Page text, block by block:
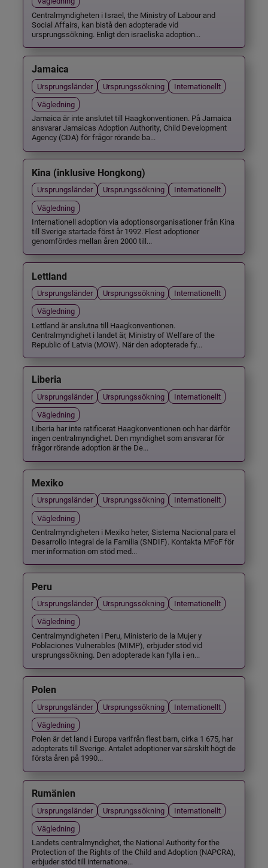
Centralmyndigheten i Israel, the Ministry of Labour and
Social Affairs, kan bistå den adopterade vid
ursprungssökning. Enligt den israeliska adoption...
Jamaica
Ursprungsländer Ursprungssökning
Internationellt
Vägledning
Jamaica är inte anslutet till Haagkonventionen. På Jamaica
ansvarar Jamaicas Adoption Authority, Child Development
Agency (CDA) för frågor rörande ba...
Kina (inklusive Hongkong)
Ursprungsländer Ursprungssökning
Internationellt
Vägledning
Internationell adoption via adoptionsorganisationer från Kina
till Sverige startade först år 1992. Flest adoptioner
genomfördes mellan åren 2000 till...
Lettland
Ursprungsländer Ursprungssökning
Internationellt
Vägledning
Lettland är anslutna till Haagkonventionen.
Centralmyndighet i landet är, Ministry of Welfare of the
Republic of Latvia (MOW). När den adopterade fy...
Liberia
Ursprungsländer Ursprungssökning
Internationellt
Vägledning
Liberia har inte ratificerat Haagkonventionen och har därför
ingen centralmyndighet. Den myndighet som ansvarar för
frågor rörande adoption är the De...
Mexiko
Ursprungsländer Ursprungssökning
Internationellt
Vägledning
Centralmyndigheten i Mexiko heter, Sistema Nacional para el
Desarrollo Integral de la Familia (SNDIF). Kontakta MFoF för
mer information om stöd med...
Peru
Ursprungsländer Ursprungssökning
Internationellt
Vägledning
Centralmyndigheten i Peru, Ministerio de la Mujer y
Poblaciones Vulnerables (MIMP), erbjuder stöd vid
ursprungssökning. Den adopterade kan fylla i en...
Polen
Ursprungsländer Ursprungssökning
Internationellt
Vägledning
Polen är det land i Europa varifrån flest barn, cirka 1 675, har
adopterats till Sverige. Antalet adoptioner var särskilt högt de
första åren på 1990...
Rumänien
Ursprungsländer Ursprungssökning
Internationellt
Vägledning
Landets centralmyndighet, the National Authority for the
Protection of the Rights of the Child and Adoption (NAPCRA),
erbjuder stöd till internatione...